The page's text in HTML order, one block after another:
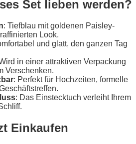
Set lieben werden?
: Tiefblau mit goldenen Paisley-
Look.
und glatt, den ganzen Tag
in einer attraktiven Verpackung
Verschenken.
: Perfekt für Hochzeiten, formelle
: Das Einstecktuch verleiht Ihrem
Einkaufen